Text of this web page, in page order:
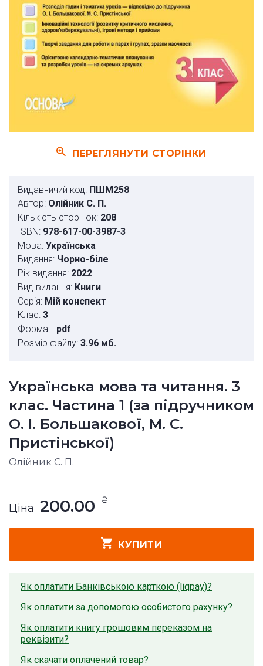
ПЕРЕГЛЯНУТИ СТОРІНКИ
Видавничий код: ПШМ258
Автор: Олійник С. П.
Кількість сторінок: 208
ISBN: 978-617-00-3987-3
Мова: Українська
Видання: Чорно-біле
Рік видання: 2022
Вид видання: Книги
Серія: Мій конспект
Клас: 3
Формат: pdf
Розмір файлу: 3.96 мб.
Українська мова та читання. 3
клас. Частина 1 (за підручником
О. І. Большакової, М. С.
Пристінської)
Олійник С. П.
Ціна 200.00 ₴
КУПИТИ
Як оплатити Банківською карткою (liqpay)?
Як оплатити за допомогою особистого рахунку?
Як оплатити книгу грошовим переказом на
реквізити?
Як скачати оплачений товар?